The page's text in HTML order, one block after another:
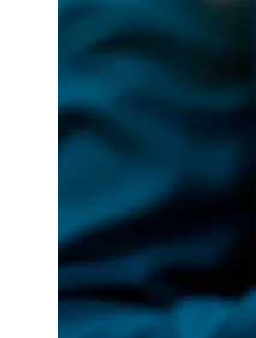
Publicidade Legal
Negócios Regionais
Turismo
Segurança Regional
Hospitais Estaduais
Parques & Represas
Santana de ParnaíbaOsasco
Para Sua Empresa
Anuncie Regional
Guia de Empresas
Vagas na RegiãoNovo